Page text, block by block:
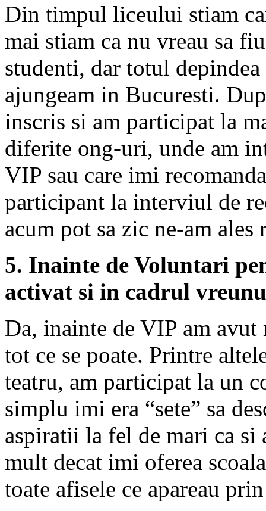
Din timpul liceului stiam
mai stiam ca nu vreau sa
studenti, dar totul
ajungeam in Bucuresti.
inscris si am participat la
diferite ong-uri, unde am
VIP sau care imi
participant la interviul de
acum pot sa zic ne-am ales
5. Inainte de Voluntari
activat si in cadrul
Da, inainte de VIP am
tot ce se poate. Printre
teatru, am participat la un
simplu imi era “sete” sa
aspiratii la fel de mari ca si
mult decat imi oferea
toate afisele ce apareau